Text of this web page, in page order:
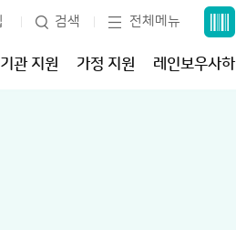
검색 전체메뉴
기관 지원 가정 지원 레인보우사하